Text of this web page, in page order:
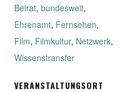
Beirat, bundesweit,
Ehrenamt, Fernsehen,
Film, Filmkultur, Netzwerk,
Wissenstransfer
VERANSTALTUNGSORT